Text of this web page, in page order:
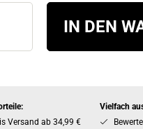
IN DEN
Versand ab 34,99 €
Vielfach